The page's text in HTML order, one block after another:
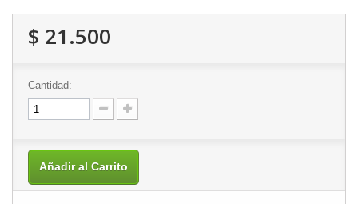
$ 21.500
Cantidad:
Añadir al Carrito